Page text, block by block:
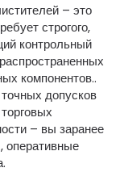
– это
строгого,
контрольный
компонентов..
допусков
– вы заранее
оперативные